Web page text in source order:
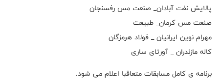
پالایش نفت آبادان_ صنعت مس رفسنجان
صنعت مس کرمان_ طبیعت
مهرام نوین ایرانیان _ فولاد هرمزگان
کاله مازندران _ آورتای ساری
برنامه ی کامل مسابقات متعاقبا اعلام می شود.